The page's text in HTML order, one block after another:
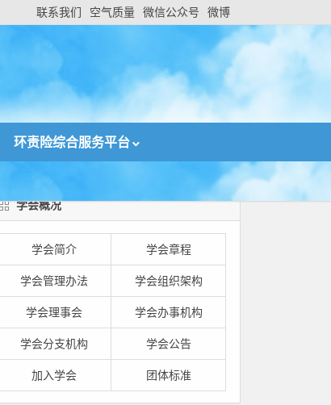
联系我们 空气质量 微信公众号 微博
环责险综合服务平台
学会概况
学会简介 学会章程
学会管理办法 学会组织架构
学会理事会 学会办事机构
学会分支机构 学会公告
加入学会 团体标准